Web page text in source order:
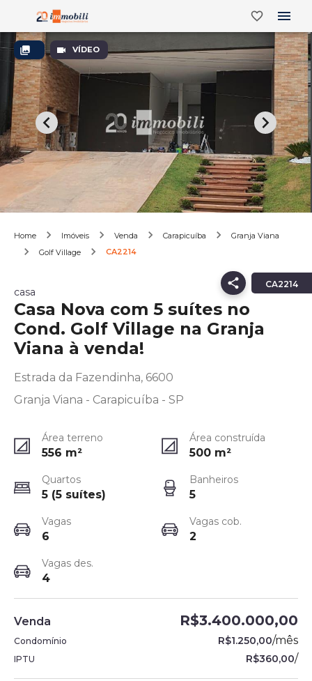
VÍDEO
Home Imóveis Venda Carapicuíba
Granja Viana
Golf Village
CA2214
CA2214
casa
Casa Nova com 5 suítes no
Cond. Golf Village na Granja
Viana à venda!
Estrada da Fazendinha, 6600
Granja Viana - Carapicuíba - SP
Área terreno
556 m²
Área construída
500 m²
Quartos
5 (5 suítes)
Banheiros
5
Vagas
6
Vagas cob.
2
Vagas des.
4
Venda R$3.400.000,00
Condomínio R$1.250,00/mês
IPTU R$360,00/